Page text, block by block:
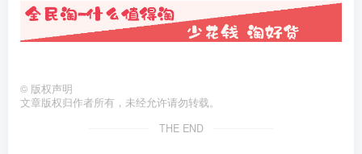
© 版权声明
文章版权归作者所有，未经允许请勿转载。
THE END